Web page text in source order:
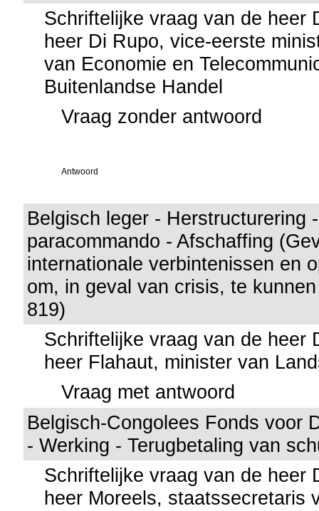
Schriftelijke vraag van de heer
heer Di Rupo, vice-eerste
van Economie en
Buitenlandse Handel
Vraag zonder antwoord
Antwoord
Belgisch leger - Herstructurering
paracommando - Afschaffing
internationale verbintenissen en
om, in geval van crisis, te
819)
Schriftelijke vraag van de heer
heer Flahaut, minister van
Vraag met antwoord
Belgisch-Congolees Fonds voor
- Werking - Terugbetaling van
Schriftelijke vraag van de heer
heer Moreels, staatssecretaris